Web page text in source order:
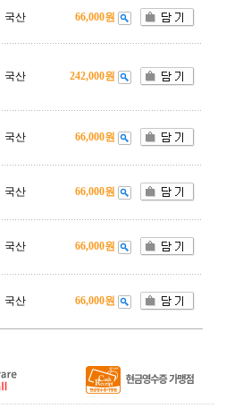
국산 66,000원
국산 242,000원
국산 66,000원
국산 66,000원
국산 66,000원
국산 66,000원